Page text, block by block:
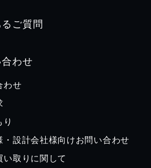
ご質問
わせ
わせ
り
・設計会社様向けお問い合わせ
い取りに関して